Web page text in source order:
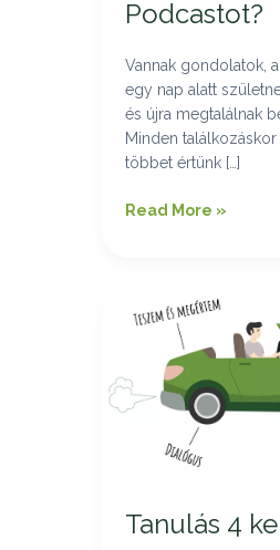
Podcastot?
Vannak gondolatok,
egy nap alatt
és újra megtalálnak
Minden
többet értünk […]
Read More »
Tanulás 4
kerékkel